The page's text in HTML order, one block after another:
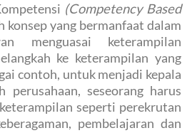
(Competency Based
konsep yang bermanfaat dalam
menguasai keterampilan
ke keterampilan yang
contoh, untuk menjadi kepala
perusahaan, seseorang harus
seperti perekrutan
pembelajaran dan